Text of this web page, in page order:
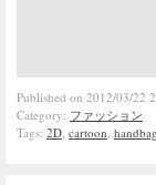
Published on 2012/03/22
Category: ファッション
Tags: 2D, cartoon, handbag